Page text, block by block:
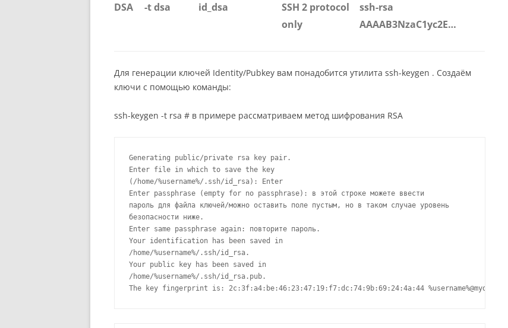
DSA -t dsa id_dsa
SSH 2 protocol
only
ssh-rsa
AAAAB3NzaC1yc2E…
Для генерации ключей Identity/Pubkey вам понадобится утилита ssh-keygen . Создаём
ключи с помощью команды:
ssh-keygen -t rsa # в примере рассматриваем метод шифрования RSA
Generating public/private rsa key pair.
Enter file in which to save the key
(/home/%username%/.ssh/id_rsa): Enter
Enter passphrase (empty for no passphrase): в этой строке можете ввести
пароль для файла ключей/можно оставить поле пустым, но в таком случае уровень
безопасности ниже.
Enter same passphrase again: повторите пароль.
Your identification has been saved in
/home/%username%/.ssh/id_rsa.
Your public key has been saved in
/home/%username%/.ssh/id_rsa.pub.
The key fingerprint is: 2c:3f:a4:be:46:23:47:19:f7:dc:74:9b:69:24:4a:44 %username%@mydesktop